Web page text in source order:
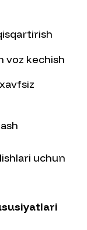
voz kechish
uchun